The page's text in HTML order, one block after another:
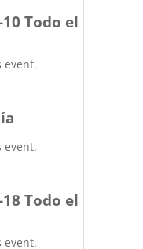
Todo el
event.
event.
Todo el
event.